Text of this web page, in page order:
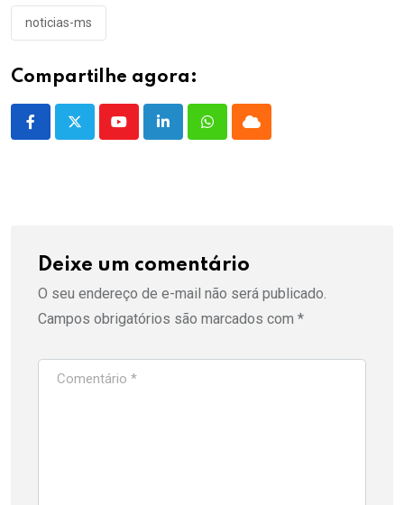
noticias-ms
Compartilhe agora:
YoutubeLinkedInWhatsappCloud
Deixe um comentário
O seu endereço de e-mail não será publicado.
Campos obrigatórios são marcados com *